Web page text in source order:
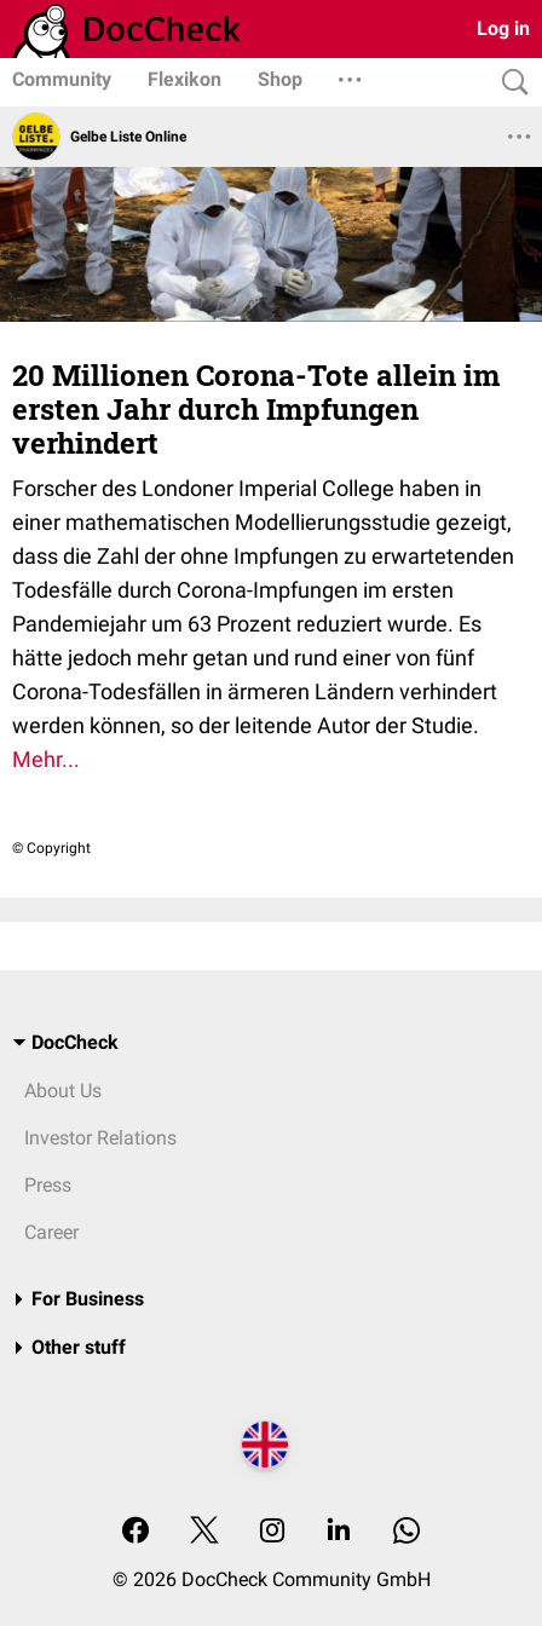
Log in
Community Flexikon Shop
Gelbe Liste Online
20 Millionen Corona-Tote allein im
ersten Jahr durch Impfungen
verhindert
Forscher des Londoner Imperial College haben in
einer mathematischen Modellierungsstudie gezeigt,
dass die Zahl der ohne Impfungen zu erwartetenden
Todesfälle durch Corona-Impfungen im ersten
Pandemiejahr um 63 Prozent reduziert wurde. Es
hätte jedoch mehr getan und rund einer von fünf
Corona-Todesfällen in ärmeren Ländern verhindert
werden können, so der leitende Autor der Studie.
Mehr...
© Copyright
DocCheck
About Us
Investor Relations
Press
Career
For Business
Other stuff
© 2026 DocCheck Community GmbH